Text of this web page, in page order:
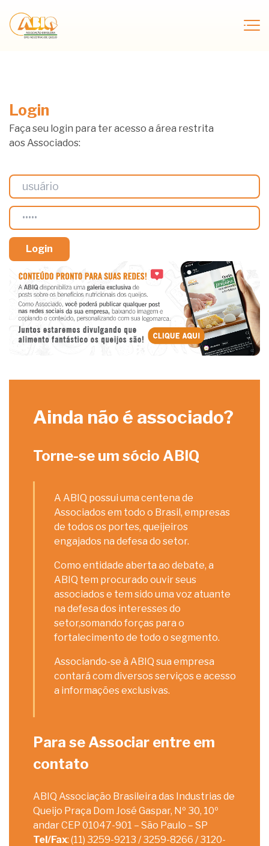
Login
Faça seu login para ter acesso a área restrita
aos Associados:
Ainda não é associado?
Torne-se um sócio ABIQ
A ABIQ possui uma centena de
Associados em todo o Brasil, empresas
de todos os portes, queijeiros
engajados na defesa do setor.
Como entidade aberta ao debate, a
ABIQ tem procurado ouvir seus
associados e tem sido uma voz atuante
na defesa dos interesses do
setor,somando forças para o
fortalecimento de todo o segmento.
Associando-se à ABIQ sua empresa
contará com diversos serviços e acesso
a informações exclusivas.
Para se Associar entre em
contato
ABIQ Associação Brasileira das Industrias de
Queijo Praça Dom José Gaspar, Nº 30, 10º
andar CEP 01047-901 – São Paulo – SP
Tel/Fax: (11) 3259-9213 / 3259-8266 / 3120-